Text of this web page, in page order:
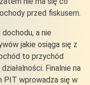
przed fiskusem.
a nie
jakie osiąga się z
to przychód
Finalnie na
PIT wprowadza się w